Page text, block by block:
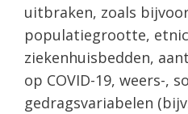
uitbraken, zoals
populatiegrootte,
ziekenhuisbedden,
op COVID-19, weers-,
gedragsvariabelen